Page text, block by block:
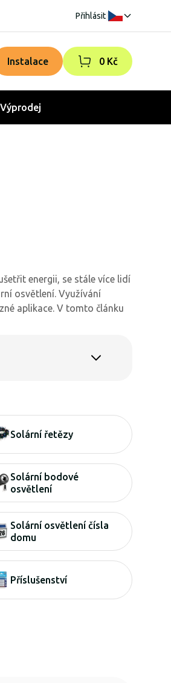
Přihlásit
Instalace 0 Kč
Výprodej
energii, se stále více lidí
osvětlení. Využívání
aplikace. V tomto článku
Solární řetězy
Solární bodové
osvětlení
Solární osvětlení čísla
domu
Příslušenství